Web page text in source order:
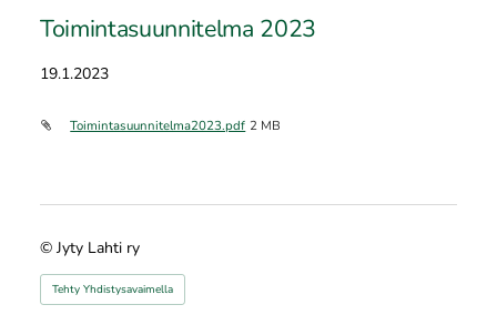
Toimintasuunnitelma 2023
19.1.2023
Toimintasuunnitelma2023.pdf 2 MB
© Jyty Lahti ry
Tehty Yhdistysavaimella